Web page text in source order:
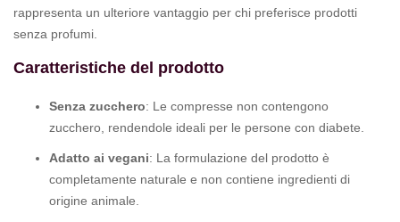
rappresenta un ulteriore vantaggio per chi preferisce prodotti
senza profumi.
Caratteristiche del prodotto
Senza zucchero: Le compresse non contengono
zucchero, rendendole ideali per le persone con diabete.
Adatto ai vegani: La formulazione del prodotto è
completamente naturale e non contiene ingredienti di
origine animale.